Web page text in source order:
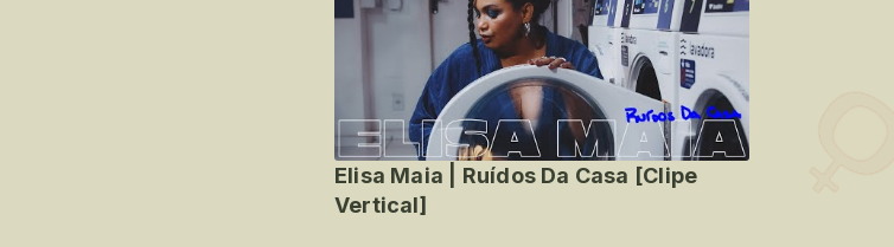
Elisa Maia | Ruídos Da Casa [Clipe
Vertical]